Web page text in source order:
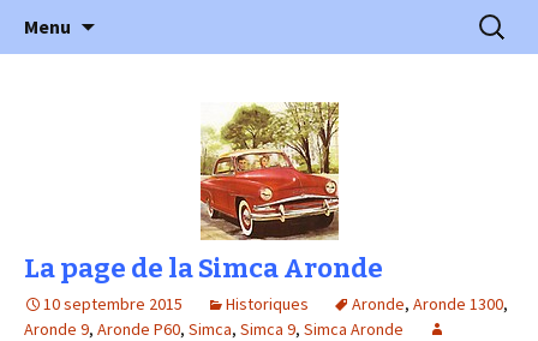
l'Automobile Ancienne
l'automobile ancienne : articles, historiques
…
Menu
La page de la Simca Aronde
10 septembre 2015 Historiques Aronde, Aronde 1300,
Aronde 9, Aronde P60, Simca, Simca 9, Simca Aronde